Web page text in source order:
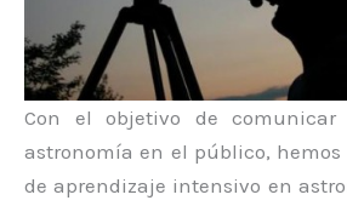
Con el objetivo de comunicar
astronomía en el público,
de aprendizaje intensivo en